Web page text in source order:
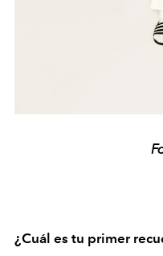
¿Cuál es tu primer